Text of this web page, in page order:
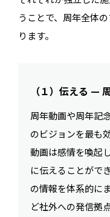
うことで、周年全体
ります。
（１）伝える —
周年動画や周年記
のビジョンを最も
動画は感情を喚起
に伝えることがで
の情報を体系的に
ど社外への発信拠